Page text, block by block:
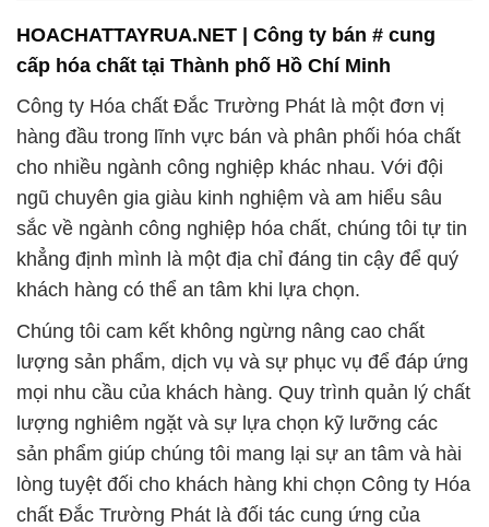
HOACHATTAYRUA.NET | Công ty bán # cung
cấp hóa chất tại Thành phố Hồ Chí Minh
Công ty Hóa chất Đắc Trường Phát là một đơn vị
hàng đầu trong lĩnh vực bán và phân phối hóa chất
cho nhiều ngành công nghiệp khác nhau. Với đội
ngũ chuyên gia giàu kinh nghiệm và am hiểu sâu
sắc về ngành công nghiệp hóa chất, chúng tôi tự tin
khẳng định mình là một địa chỉ đáng tin cậy để quý
khách hàng có thể an tâm khi lựa chọn.
Chúng tôi cam kết không ngừng nâng cao chất
lượng sản phẩm, dịch vụ và sự phục vụ để đáp ứng
mọi nhu cầu của khách hàng. Quy trình quản lý chất
lượng nghiêm ngặt và sự lựa chọn kỹ lưỡng các
sản phẩm giúp chúng tôi mang lại sự an tâm và hài
lòng tuyệt đối cho khách hàng khi chọn Công ty Hóa
chất Đắc Trường Phát là đối tác cung ứng của